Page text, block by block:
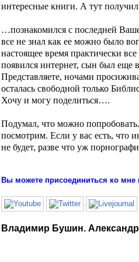
интересные книги. А тут
…познакомился с последней
все не знал как ее можно было
настоящее время практически
появился интернет, сын был еще
Представляете, ночами
осталась свободной только
Хочу и могу поделиться….
Подумал, что можно
посмотрим. Если у вас есть, что
не будет, разве что уж
Вы можете присоединиться ко мне
Владимир Бушин.